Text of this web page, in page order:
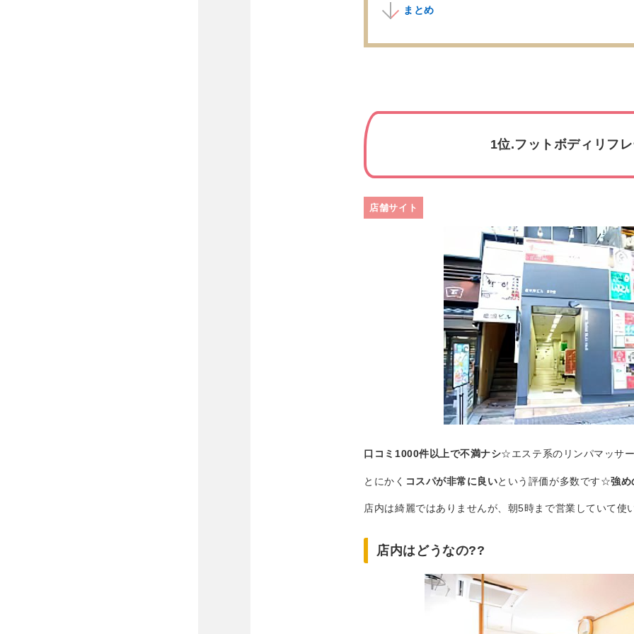
まとめ
1位.フットボディリフ
店舗サイト
口コミ1000件以上で不満ナシ☆エステ系のリンパマッサ
とにかく コスパが非常に良いという評価が多数です☆強め
店内は綺麗ではありませんが、朝5時まで営業していて
店内はどうなの??